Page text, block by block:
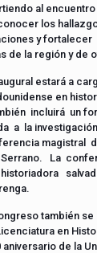
al
los
y
de la región y de
estará a
en
incluirá un
a la
magistral
La
también
en
aniversario de la